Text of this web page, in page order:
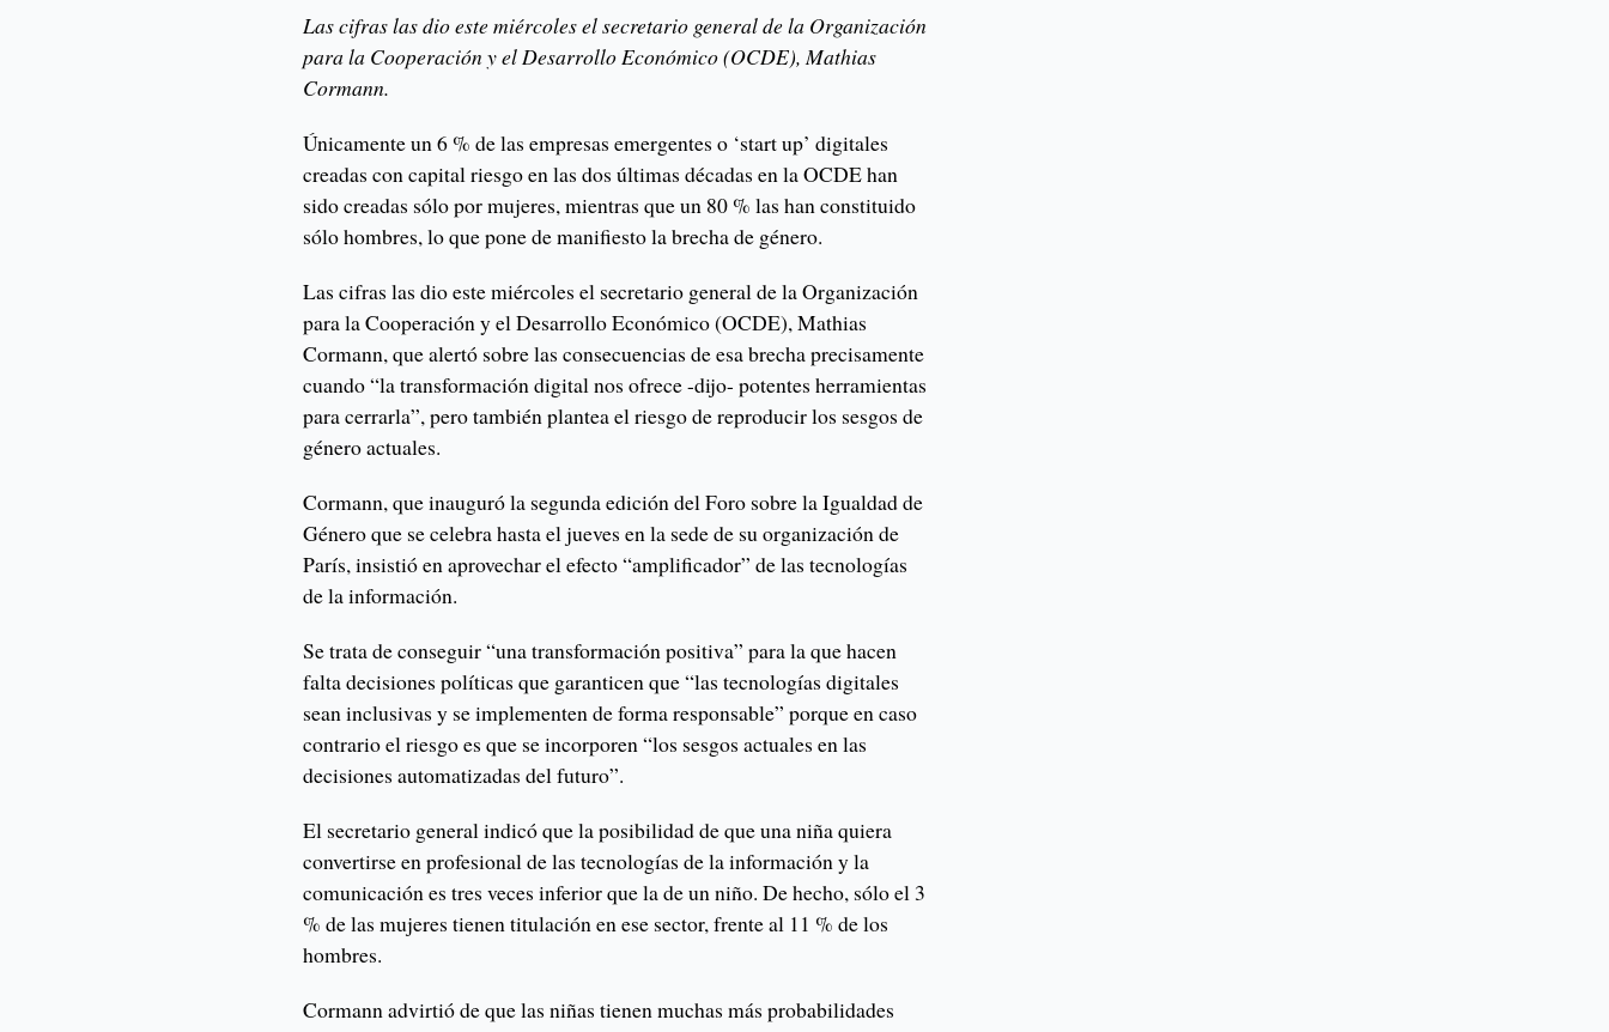
Las cifras las dio este miércoles el secretario general de la Organización
para la Cooperación y el Desarrollo Económico (OCDE), Mathias
Cormann.
Únicamente un 6 % de las empresas emergentes o ‘start up’ digitales
creadas con capital riesgo en las dos últimas décadas en la OCDE han
sido creadas sólo por mujeres, mientras que un 80 % las han constituido
sólo hombres, lo que pone de manifiesto la brecha de género.
Las cifras las dio este miércoles el secretario general de la Organización
para la Cooperación y el Desarrollo Económico (OCDE), Mathias
Cormann, que alertó sobre las consecuencias de esa brecha precisamente
cuando “la transformación digital nos ofrece -dijo- potentes herramientas
para cerrarla”, pero también plantea el riesgo de reproducir los sesgos de
género actuales.
Cormann, que inauguró la segunda edición del Foro sobre la Igualdad de
Género que se celebra hasta el jueves en la sede de su organización de
París, insistió en aprovechar el efecto “amplificador” de las tecnologías
de la información.
Se trata de conseguir “una transformación positiva” para la que hacen
falta decisiones políticas que garanticen que “las tecnologías digitales
sean inclusivas y se implementen de forma responsable” porque en caso
contrario el riesgo es que se incorporen “los sesgos actuales en las
decisiones automatizadas del futuro”.
El secretario general indicó que la posibilidad de que una niña quiera
convertirse en profesional de las tecnologías de la información y la
comunicación es tres veces inferior que la de un niño. De hecho, sólo el 3
% de las mujeres tienen titulación en ese sector, frente al 11 % de los
hombres.
Cormann advirtió de que las niñas tienen muchas más probabilidades